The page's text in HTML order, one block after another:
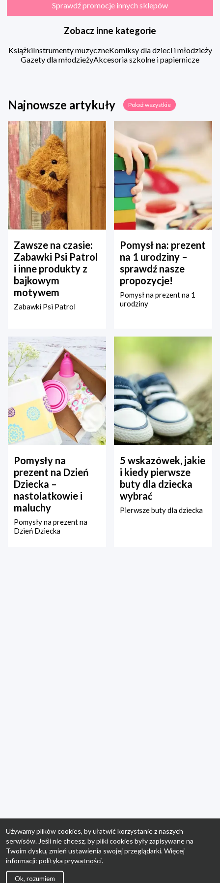
Sprawdź promocje innych sklepów
Zobacz inne kategorie
KsiążkiInstrumenty muzyczneKomiksy dla dzieci i młodzieży
Gazety dla młodzieżyAkcesoria szkolne i papiernicze
Najnowsze artykuły Pokaż wszystkie
Zawsze na czasie:
Zabawki Psi Patrol
i inne produkty z
bajkowym
motywem
Zabawki Psi Patrol
Pomysł na: prezent
na 1 urodziny –
sprawdź nasze
propozycje!
Pomysł na prezent na 1
urodziny
Pomysły na
prezent na Dzień
Dziecka –
nastolatkowie i
maluchy
Pomysły na prezent na
Dzień Dziecka
5 wskazówek, jakie
i kiedy pierwsze
buty dla dziecka
wybrać
Pierwsze buty dla dziecka
Używamy plików cookies, by ułatwić korzystanie z naszych
serwisów. Jeśli nie chcesz, by pliki cookies były zapisywane na
Twoim dysku, zmień ustawienia swojej przeglądarki. Więcej
informacji: polityka prywatności.
Ok, rozumiem